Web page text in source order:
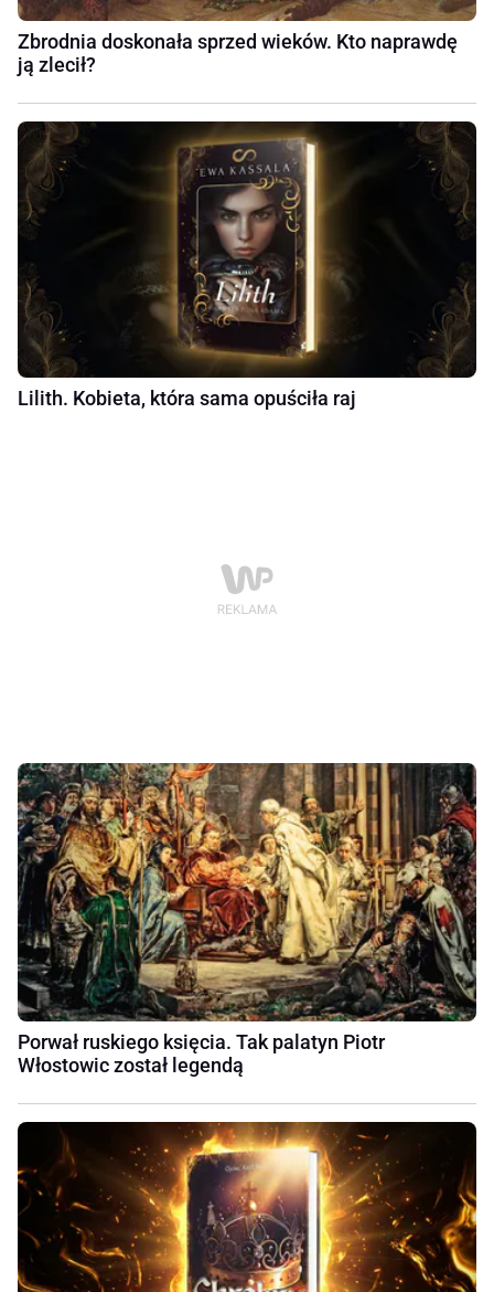
Zbrodnia doskonała sprzed wieków. Kto naprawdę
ją zlecił?
Lilith. Kobieta, która sama opuściła raj
Porwał ruskiego księcia. Tak palatyn Piotr
Włostowic został legendą